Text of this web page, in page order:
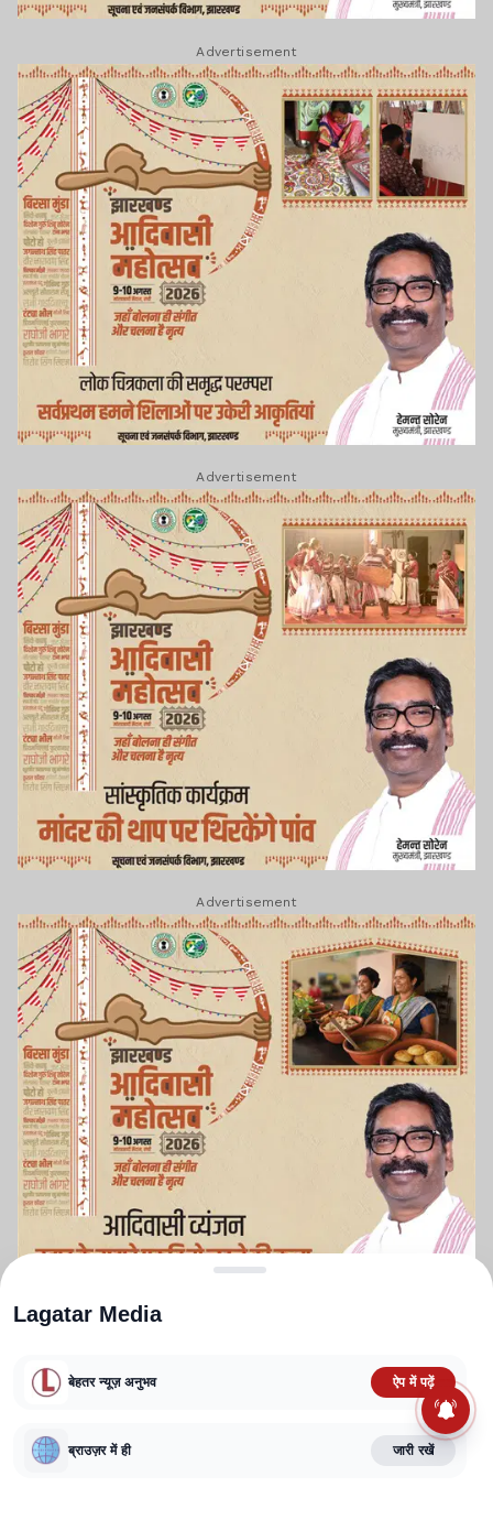
Advertisement
Advertisement
Advertisement
TERMS AND CONDITIONS
CORRECTIONS POLICY
FACT CHECKING POLICY
Lagatar Media Pvt. Ltd.
Lagatar Media
बेहतर न्यूज़ अनुभव ऐप में पढ़ें
ब्राउज़र में ही जारी रखें